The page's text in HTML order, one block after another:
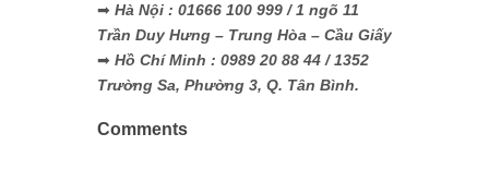
➡ Hà Nội : 01666 100 999 / 1 ngõ 11
Trần Duy Hưng – Trung Hòa – Cầu Giấy
➡ Hồ Chí Minh : 0989 20 88 44 / 1352
Trường Sa, Phường 3, Q. Tân Bình.
Comments